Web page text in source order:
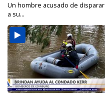
Un hombre acusado de disparar
a su...